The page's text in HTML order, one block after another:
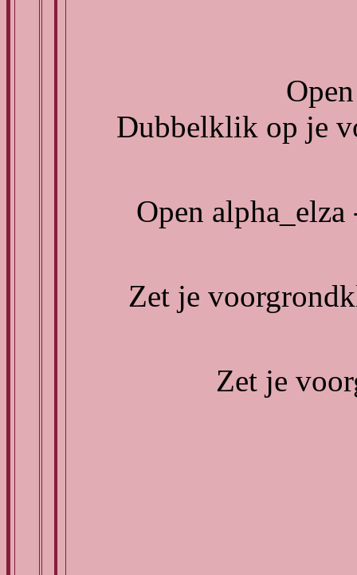
Dubbelklik op je
Open
Zet je
Zet je